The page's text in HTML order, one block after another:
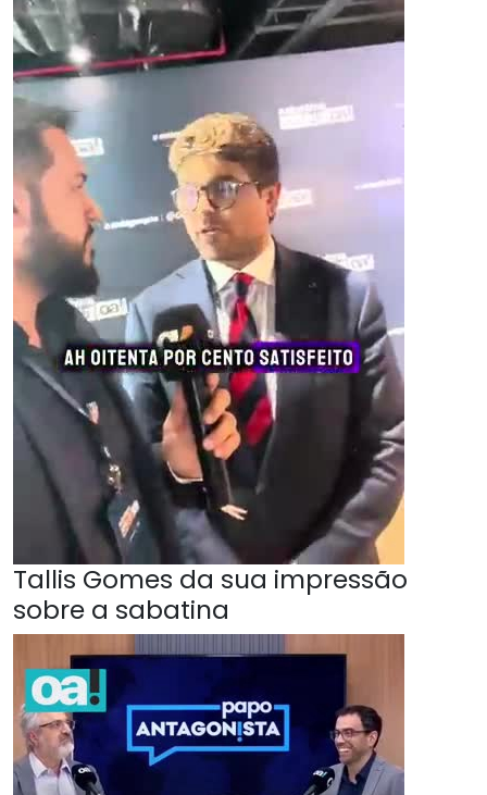
Tallis Gomes da sua impressão
sobre a sabatina